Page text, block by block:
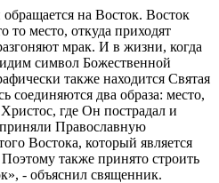
на Восток. Восток
то место, откуда приходят
мрак. И в жизни, когда
символ Божественной
также находится Святая
соединяются два образа: место,
где Он пострадал и
приняли Православную
Востока, который является
также принято строить
- объяснил священник.